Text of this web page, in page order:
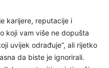
karijere, reputacije i
koji vam više ne dopušta
uvijek odrađuje“, ali rijetko
da biste je ignorirali.